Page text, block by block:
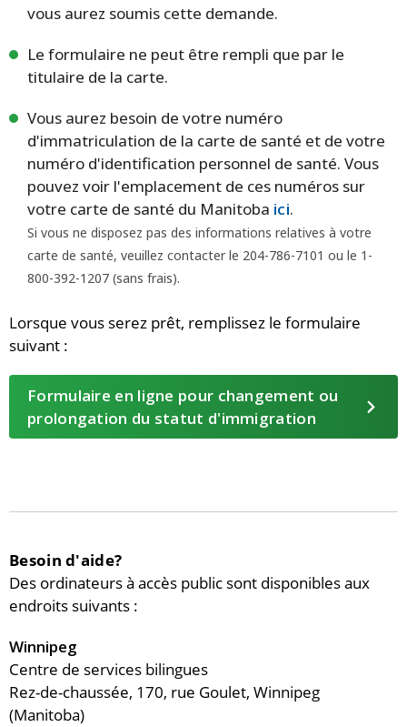
vous aurez soumis cette demande.
Le formulaire ne peut être rempli que par le
titulaire de la carte.
Vous aurez besoin de votre numéro
d'immatriculation de la carte de santé et de votre
numéro d'identification personnel de santé. Vous
pouvez voir l'emplacement de ces numéros sur
votre carte de santé du Manitoba ici.
Si vous ne disposez pas des informations relatives à votre
carte de santé, veuillez contacter le 204-786-7101 ou le 1-
800-392-1207 (sans frais).
Lorsque vous serez prêt, remplissez le formulaire
suivant :
Formulaire en ligne pour changement ou
prolongation du statut d'immigration
Besoin d'aide?
Des ordinateurs à accès public sont disponibles aux
endroits suivants :
Winnipeg
Centre de services bilingues
Rez-de-chaussée, 170, rue Goulet, Winnipeg
(Manitoba)